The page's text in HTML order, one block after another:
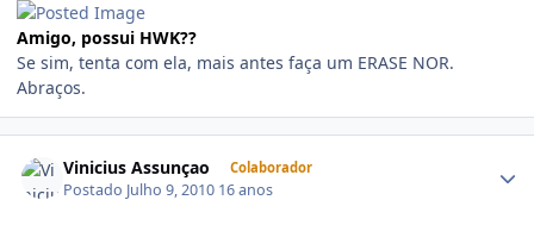
Amigo, possui HWK??
Se sim, tenta com ela, mais antes faça um ERASE NOR.
Abraços.
Vinicius Assunçao Colaborador
Postado Julho 9, 2010 16 anos